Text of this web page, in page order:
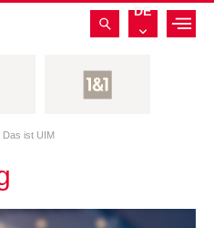
DE
Das ist UIM